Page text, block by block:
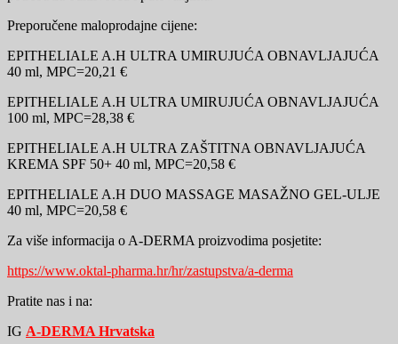
Preporučene maloprodajne cijene:
EPITHELIALE A.H ULTRA UMIRUJUĆA OBNAVLJAJUĆA
40 ml, MPC=20,21 €
EPITHELIALE A.H ULTRA UMIRUJUĆA OBNAVLJAJUĆA
100 ml, MPC=28,38 €
EPITHELIALE A.H ULTRA ZAŠTITNA OBNAVLJAJUĆA
KREMA SPF 50+ 40 ml, MPC=20,58 €
EPITHELIALE A.H DUO MASSAGE MASAŽNO GEL-ULJE
40 ml, MPC=20,58 €
Za više informacija o A-DERMA proizvodima posjetite:
https://www.oktal-pharma.hr/hr/zastupstva/a-derma
Pratite nas i na:
IG A-DERMA Hrvatska